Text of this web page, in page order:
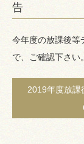
告
今年度の放課後等
で、ご確認下さい。
2019年度放課